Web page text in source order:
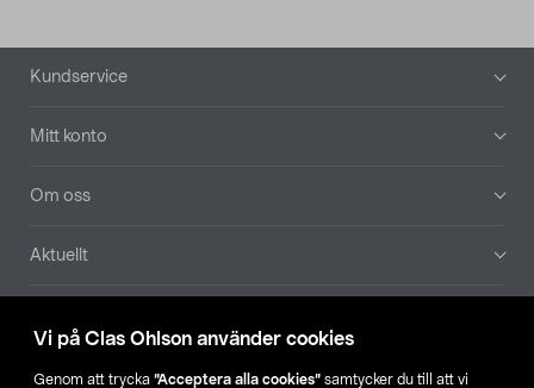
Vi på Clas Ohlson använder cookies
Genom att trycka ”Acceptera alla cookies” samtycker du till att vi
Sidfot
Kundservice
Mitt konto
Om oss
Aktuellt
Hitta butik